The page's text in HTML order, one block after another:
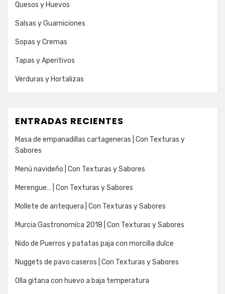
Quesos y Huevos
Salsas y Guarniciones
Sopas y Cremas
Tapas y Aperitivos
Verduras y Hortalizas
ENTRADAS RECIENTES
Masa de empanadillas cartageneras | Con Texturas y
Sabores
Menú navideño | Con Texturas y Sabores
Merengue… | Con Texturas y Sabores
Mollete de antequera | Con Texturas y Sabores
Murcia Gastronomíca 2018 | Con Texturas y Sabores
Nido de Puerros y patatas paja con morcilla dulce
Nuggets de pavo caseros | Con Texturas y Sabores
Olla gitana con huevo a baja temperatura